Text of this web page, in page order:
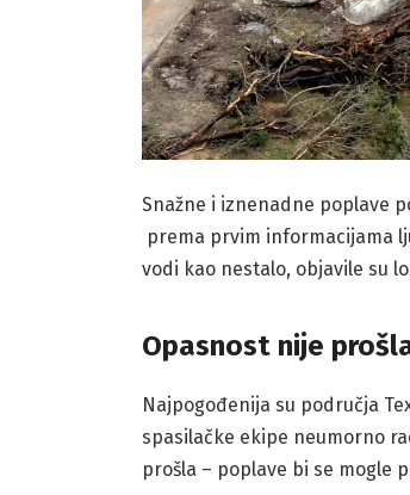
Snažne i iznenadne poplave
prema prvim informacijama
vodi kao nestalo, objavile su
Opasnost nije
Najpogođenija su područja
spasilačke ekipe neumorno
prošla – poplave bi se mogle